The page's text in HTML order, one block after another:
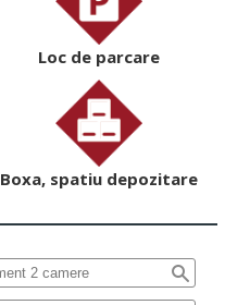
Loc de parcare
Boxa, spatiu depozitare